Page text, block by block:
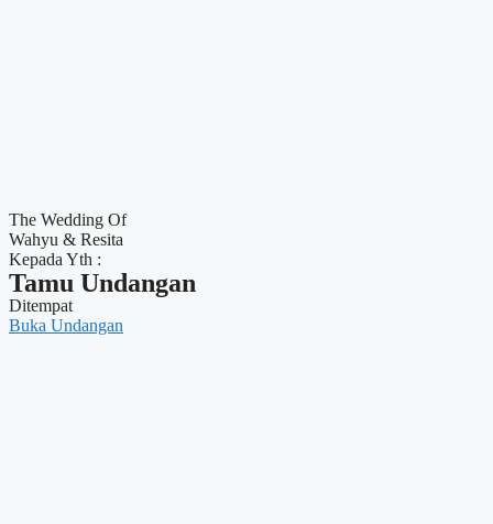
The Wedding Of
Wahyu & Resita
Kepada Yth :
Tamu Undangan
Ditempat
Buka Undangan